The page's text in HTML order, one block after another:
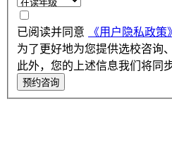
已阅读并同意
《用户隐私政策》
为了更好地为您提供选校咨询
此外，您的上述信息我们将同
预约咨询